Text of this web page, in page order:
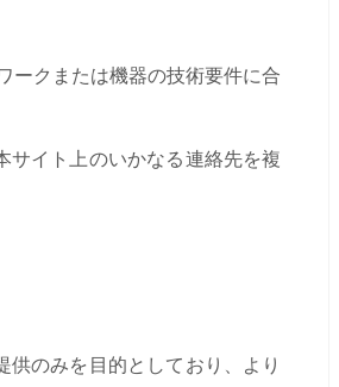
ークまたは機器の技術要件に合
サイト上のいかなる連絡先を複
のみを目的としており、より